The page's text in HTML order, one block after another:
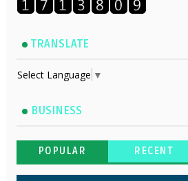
TRANSLATE
Select Language ▼
BUSINESS
POPULAR RECENT